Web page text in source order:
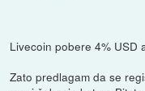
Livecoin pobere 4% USD
Zato predlagam da se